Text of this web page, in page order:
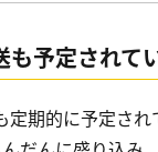
予定されて
期的に予定さ